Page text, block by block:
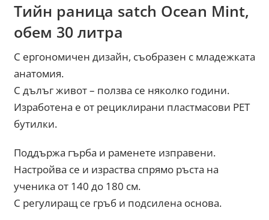
Тийн раница satch Ocean Mint,
обем 30 литра
С ергономичен дизайн, съобразен с младежката
анатомия.
С дълъг живот – ползва се няколко години.
Изработена е от рециклирани пластмасови PET
бутилки.
Поддържа гърба и раменете изправени.
Настройва се и израства спрямо ръста на
ученика от 140 до 180 см.
С регулиращ се гръб и подсилена основа.